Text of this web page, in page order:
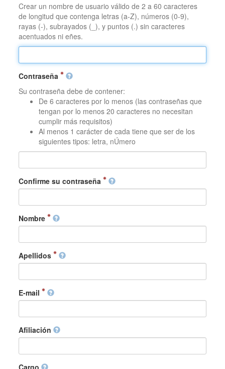
Crear un nombre de usuario válido de 2 a 60 caracteres
de longitud que contenga letras (a-Z), números (0-9),
rayas (-), subrayados (_), y puntos (.) sin caracteres
acentuados ni eñes.
Contraseña
Su contraseña debe de contener:
De 6 caracteres por lo menos (las contraseñas que
tengan por lo menos 20 caracteres no necesitan
cumplir más requisitos)
Al menos 1 carácter de cada tiene que ser de los
siguientes tipos: letra, nÚmero
Confirme su contraseña
Nombre
Apellidos
E-mail
Afiliación
Cargo